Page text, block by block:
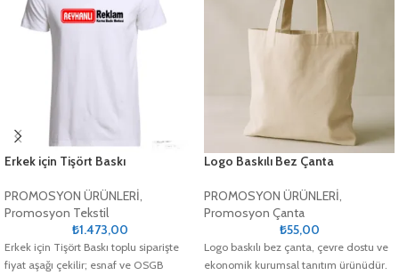
Erkek için Tişört Baskı
PROMOSYON ÜRÜNLERİ,
Promosyon Tekstil
₺1.473,00
Erkek için Tişört Baskı toplu siparişte
fiyat aşağı çekilir; esnaf ve OSGB
Logo Baskılı Bez Çanta
PROMOSYON ÜRÜNLERİ,
Promosyon Çanta
₺55,00
Logo baskılı bez çanta, çevre dostu ve
ekonomik kurumsal tanıtım ürünüdür.